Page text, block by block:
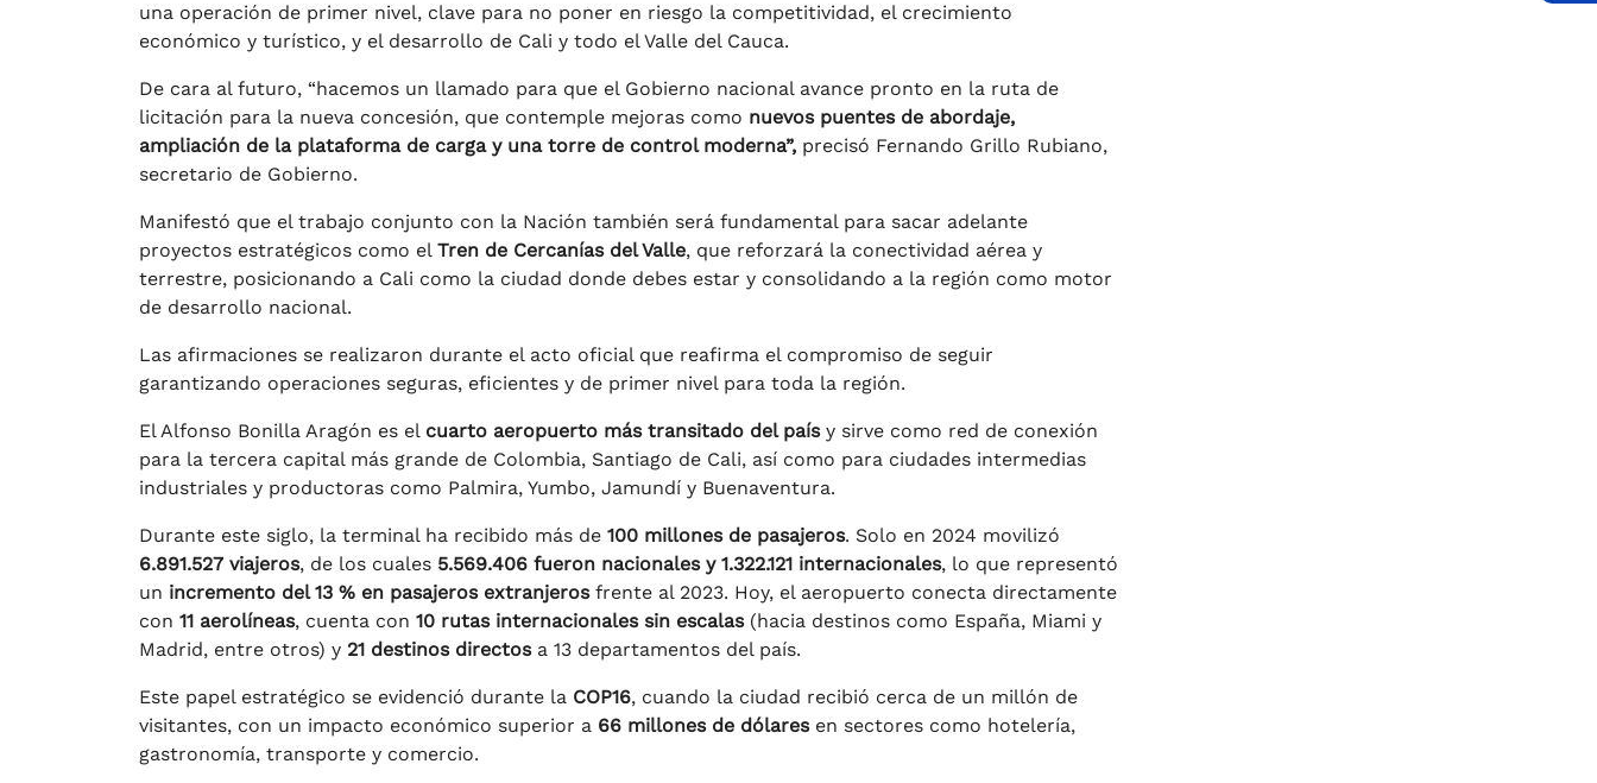
una operación de primer nivel, clave para no poner en riesgo la competitividad, el crecimiento
económico y turístico, y el desarrollo de Cali y todo el Valle del Cauca.
De cara al futuro, “hacemos un llamado para que el Gobierno nacional avance pronto en la ruta de
licitación para la nueva concesión, que contemple mejoras como nuevos puentes de abordaje,
ampliación de la plataforma de carga y una torre de control moderna”, precisó Fernando Grillo Rubiano,
secretario de Gobierno.
Manifestó que el trabajo conjunto con la Nación también será fundamental para sacar adelante
proyectos estratégicos como el Tren de Cercanías del Valle, que reforzará la conectividad aérea y
terrestre, posicionando a Cali como la ciudad donde debes estar y consolidando a la región como motor
de desarrollo nacional.
Las afirmaciones se realizaron durante el acto oficial que reafirma el compromiso de seguir
garantizando operaciones seguras, eficientes y de primer nivel para toda la región.
El Alfonso Bonilla Aragón es el cuarto aeropuerto más transitado del paísy sirve como red de conexión
para la tercera capital más grande de Colombia, Santiago de Cali, así como para ciudades intermedias
industriales y productoras como Palmira, Yumbo, Jamundí y Buenaventura.
Durante este siglo, la terminal ha recibido más de 100 millones de pasajeros. Solo en 2024 movilizó
6.891.527 viajeros, de los cuales 5.569.406 fueron nacionales y 1.322.121 internacionales, lo que representó
un incremento del 13 % en pasajeros extranjerosfrente al 2023. Hoy, el aeropuerto conecta directamente
con 11 aerolíneas, cuenta con 10 rutas internacionales sin escalas(hacia destinos como España, Miami y
Madrid, entre otros) y 21 destinos directosa 13 departamentos del país.
Este papel estratégico se evidenció durante la COP16, cuando la ciudad recibió cerca de un millón de
visitantes, con un impacto económico superior a 66 millones de dólaresen sectores como hotelería,
gastronomía, transporte y comercio.